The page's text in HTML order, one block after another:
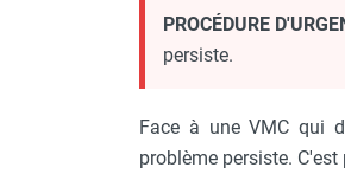
suspendu
Chauffage tube radiant
Chauffage radiant tube
au gaz
PROCÉDURE
persiste.
Face à une VMC qui
problème persiste.